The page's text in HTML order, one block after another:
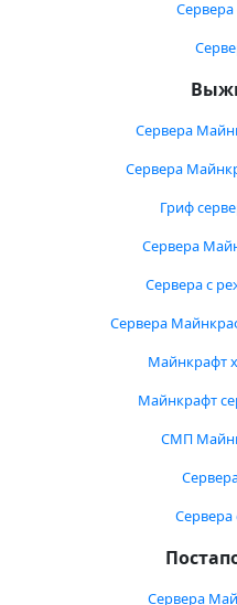
Сервера
Сервера
Гриф
Сервера
Сервера с
Сервера
Майнкрафт
Майнкрафт
СМП
Сервера
Сервера